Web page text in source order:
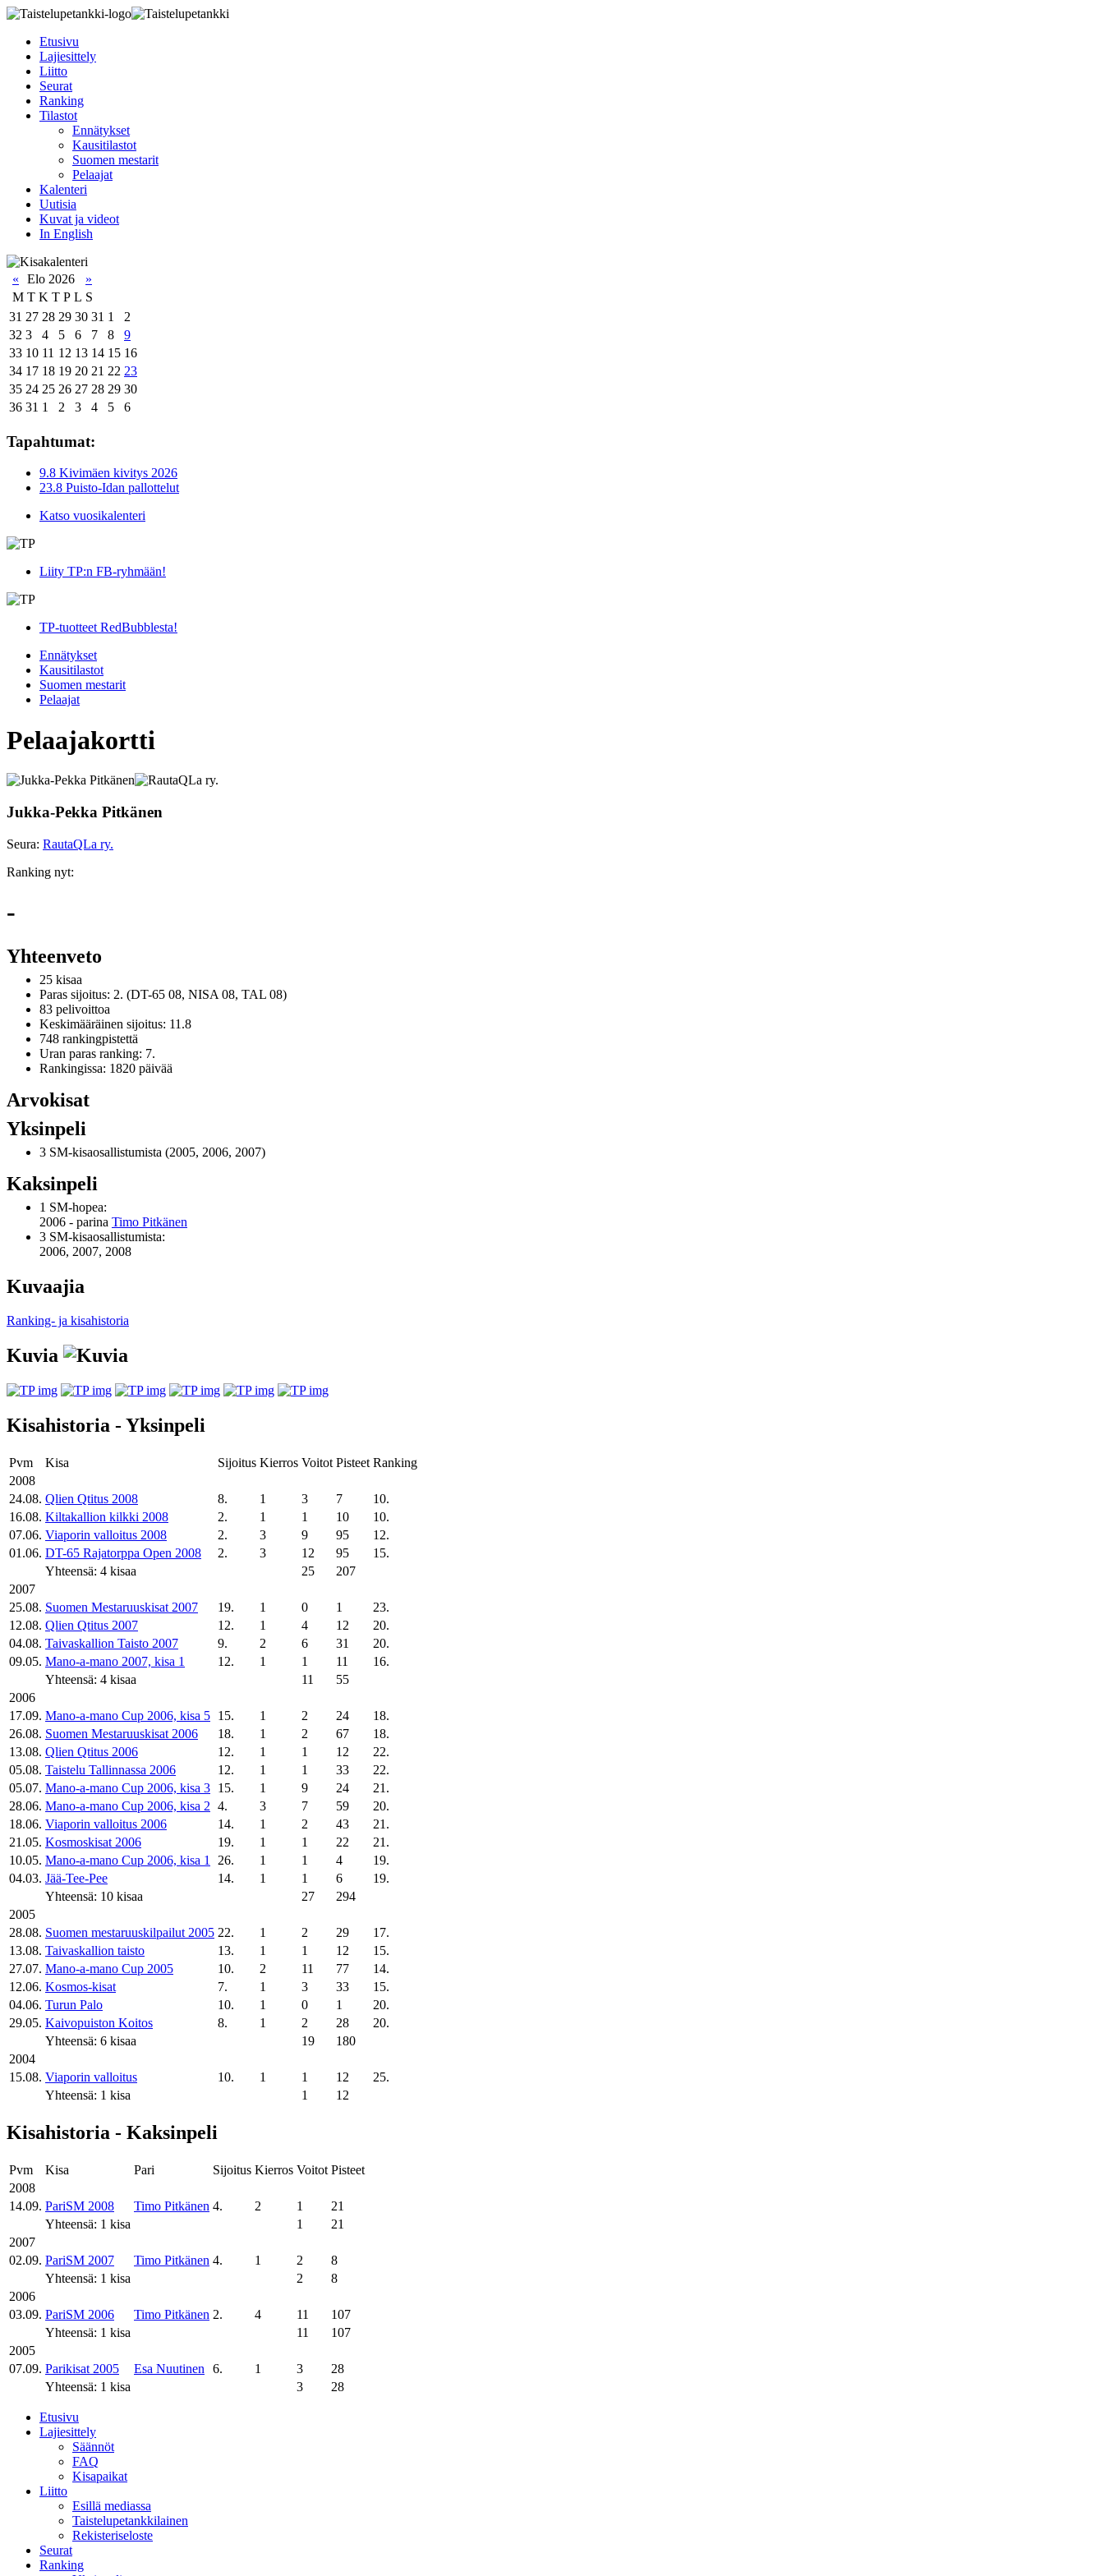
Etusivu
Lajiesittely
Liitto
Seurat
Ranking
Tilastot
Ennätykset
Kausitilastot
Suomen mestarit
Pelaajat
Kalenteri
Uutisia
Kuvat ja videot
In English
« Elo 2026
»
M T K T P L S
31 27 28 29 30 31 1
2
32 3 4 5 6 7 8
9
33 10 11 12 13 14 15 16
34 17 18 19 20 21 22 23
35 24 25 26 27 28 29 30
36 31 1 2 3 4 5 6
Tapahtumat:
9.8 Kivimäen kivitys 2026
23.8 Puisto-Idan pallottelut
Katso vuosikalenteri
Liity TP:n FB-ryhmään!
TP-tuotteet RedBubblesta!
Ennätykset
Kausitilastot
Suomen mestarit
Pelaajat
Pelaajakortti
Jukka-Pekka Pitkänen
Seura: RautaQLa ry.
Ranking nyt:
-
Yhteenveto
25 kisaa
Paras sijoitus: 2. (DT-65 08, NISA 08, TAL 08)
83 pelivoittoa
Keskimääräinen sijoitus: 11.8
748 rankingpistettä
Uran paras ranking: 7.
Rankingissa: 1820 päivää
Arvokisat
Yksinpeli
3 SM-kisaosallistumista (2005, 2006, 2007)
Kaksinpeli
1 SM-hopea:
2006 - parina Timo Pitkänen
3 SM-kisaosallistumista:
2006, 2007, 2008
Kuvaajia
Ranking- ja kisahistoria
Kuvia
Kisahistoria - Yksinpeli
Pvm Kisa Sijoitus Kierros Voitot Pisteet Ranking
2008
24.08. Qlien Qtitus 2008 8. 1 3 7
10.
16.08. Kiltakallion kilkki 2008 2. 1 1 10
10.
07.06. Viaporin valloitus 2008 2. 3 9 95
12.
01.06. DT-65 Rajatorppa Open 2008 2. 3 12 95
15.
Yhteensä: 4 kisaa
25
207
2007
25.08. Suomen Mestaruuskisat 2007 19. 1 0 1
23.
12.08. Qlien Qtitus 2007 12. 1 4 12
20.
04.08. Taivaskallion Taisto 2007 9. 2 6 31
20.
09.05. Mano-a-mano 2007, kisa 1 12. 1 1 11
16.
Yhteensä: 4 kisaa
11
55
2006
17.09. Mano-a-mano Cup 2006, kisa 5 15. 1 2 24
18.
26.08. Suomen Mestaruuskisat 2006 18. 1 2 67
18.
13.08. Qlien Qtitus 2006 12. 1 1 12
22.
05.08. Taistelu Tallinnassa 2006 12. 1 1 33
22.
05.07. Mano-a-mano Cup 2006, kisa 3 15. 1 9 24
21.
28.06. Mano-a-mano Cup 2006, kisa 2 4. 3 7 59
20.
18.06. Viaporin valloitus 2006 14. 1 2 43
21.
21.05. Kosmoskisat 2006 19. 1 1 22
21.
10.05. Mano-a-mano Cup 2006, kisa 1 26. 1 1 4
19.
04.03. Jää-Tee-Pee 14. 1 1 6
19.
Yhteensä: 10 kisaa
27
294
2005
28.08. Suomen mestaruuskilpailut 2005 22. 1 2 29
17.
13.08. Taivaskallion taisto 13. 1 1 12
15.
27.07. Mano-a-mano Cup 2005 10. 2 11 77
14.
12.06. Kosmos-kisat 7. 1 3 33
15.
04.06. Turun Palo 10. 1 0 1
20.
29.05. Kaivopuiston Koitos 8. 1 2 28
20.
Yhteensä: 6 kisaa
19
180
2004
15.08. Viaporin valloitus 10. 1 1 12
25.
Yhteensä: 1 kisa
1 12
Kisahistoria - Kaksinpeli
Pvm Kisa Pari Sijoitus Kierros Voitot Pisteet
2008
14.09. PariSM 2008 Timo Pitkänen 4. 2 1
21
Yhteensä: 1 kisa
1
21
2007
02.09. PariSM 2007 Timo Pitkänen 4. 1 2
8
Yhteensä: 1 kisa
2
8
2006
03.09. PariSM 2006 Timo Pitkänen 2. 4 11
107
Yhteensä: 1 kisa
11
107
2005
07.09. Parikisat 2005 Esa Nuutinen 6. 1 3
28
Yhteensä: 1 kisa
3 28
Etusivu
Lajiesittely
Säännöt
FAQ
Kisapaikat
Liitto
Esillä mediassa
Taistelupetankkilainen
Rekisteriseloste
Seurat
Ranking